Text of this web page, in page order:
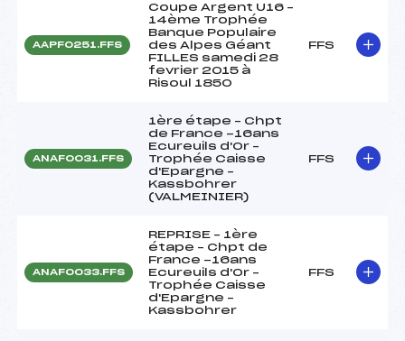
AAPF0251.FFS
Coupe Argent U16 –
14ème Trophée
Banque Populaire
des Alpes Géant
FILLES samedi 28
fevrier 2015 à
Risoul 1850
FFS
ANAF0031.FFS
1ère étape – Chpt
de France -16ans
Ecureuils d'Or –
Trophée Caisse
d'Epargne –
Kassbohrer
(VALMEINIER)
FFS
ANAF0033.FFS
REPRISE – 1ère
étape – Chpt de
France -16ans
Ecureuils d'Or –
Trophée Caisse
d'Epargne –
Kassbohrer
FFS